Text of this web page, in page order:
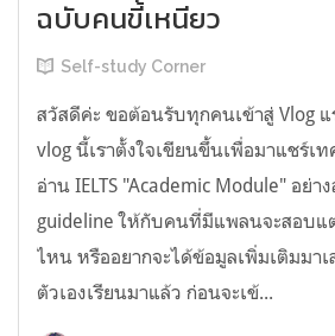
ฉบับคนขี้เหนียว
Self-study Corner
สวัสดีค่ะ ขอต้อนรับทุกคนเข้าสู่ Vlog แ
vlog นี้เราตั้งใจเขียนขึ้นเพื่อมาแชร์เ
อ่าน IELTS "Academic Module" อย่า
guideline ให้กับคนที่มีแพลนจะสอบแ
ไหน หรืออยากจะได้ข้อมูลเพิ่มเติมมา
ตัวเองเรียนมาแล้ว ก่อนจะเข้...